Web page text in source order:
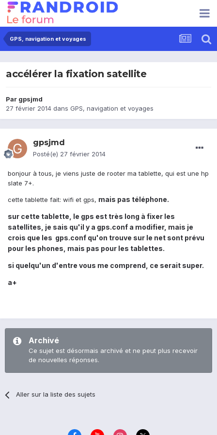
GPS, navigation et voyages
accélérer la fixation satellite
Par gpsjmd
27 février 2014 dans GPS, navigation et voyages
gpsjmd
Posté(e) 27 février 2014
bonjour à tous, je viens juste de rooter ma tablette, qui est une hp
slate 7+.
cette tablette fait: wifi et gps, mais pas téléphone.
sur cette tablette, le gps est très long à fixer les
satellites, je sais qu'il y a gps.conf a modifier, mais je
crois que les gps.conf qu'on trouve sur le net sont prévu
pour les phones, mais pas pour les tablettes.
si quelqu'un d'entre vous me comprend, ce serait super.
a+
Archivé
Ce sujet est désormais archivé et ne peut plus recevoir
de nouvelles réponses.
Aller sur la liste des sujets